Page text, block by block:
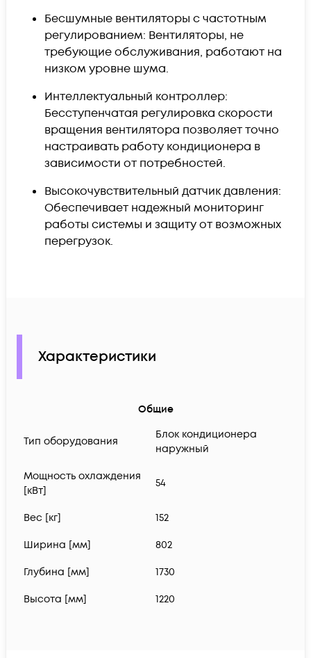
Бесшумные вентиляторы с частотным
регулированием: Вентиляторы, не
требующие обслуживания, работают на
низком уровне шума.
Интеллектуальный контроллер:
Бесступенчатая регулировка скорости
вращения вентилятора позволяет точно
настраивать работу кондиционера в
зависимости от потребностей.
Высокочувствительный датчик давления:
Обеспечивает надежный мониторинг
работы системы и защиту от возможных
перегрузок.
Характеристики
Общие
Тип оборудования
Блок кондиционера
наружный
Мощность охлаждения
[кВт]
54
Вес [кг] 152
Ширина [мм] 802
Глубина [мм] 1730
Высота [мм] 1220